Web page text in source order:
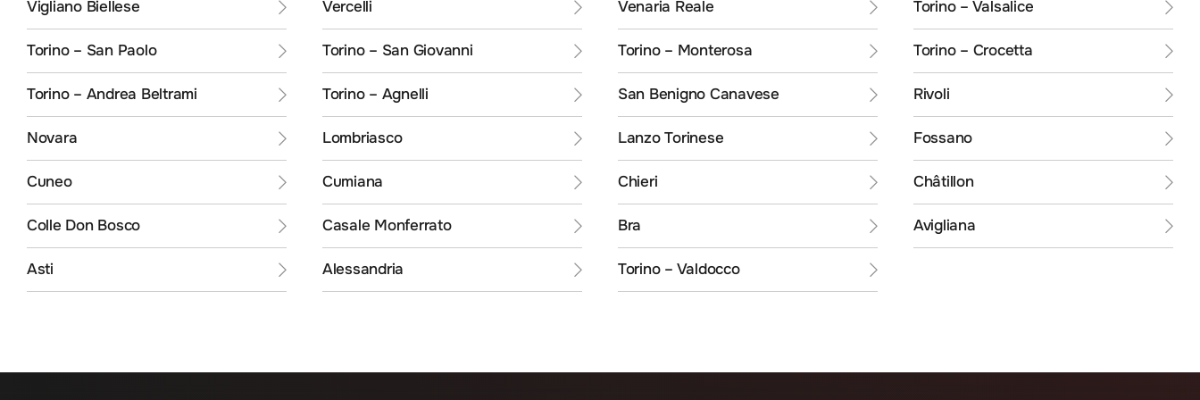
Vigliano Biellese Vercelli Venaria Reale Torino – Valsalice
Torino – San Paolo Torino – San Giovanni Torino – Monterosa Torino – Crocetta
Torino – Andrea Beltrami Torino – Agnelli San Benigno Canavese Rivoli
Novara Lombriasco Lanzo Torinese Fossano
Cuneo Cumiana Chieri Châtillon
Colle Don Bosco Casale Monferrato Bra Avigliana
Asti Alessandria Torino – Valdocco